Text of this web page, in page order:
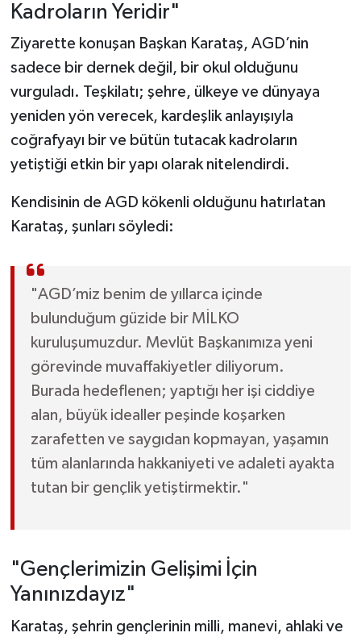
Kadroların Yeridir"
Ziyarette konuşan Başkan Karataş, AGD’nin
sadece bir dernek değil, bir okul olduğunu
vurguladı. Teşkilatı; şehre, ülkeye ve dünyaya
yeniden yön verecek, kardeşlik anlayışıyla
coğrafyayı bir ve bütün tutacak kadroların
yetiştiği etkin bir yapı olarak nitelendirdi.
Kendisinin de AGD kökenli olduğunu hatırlatan
Karataş, şunları söyledi:
"AGD’miz benim de yıllarca içinde
bulunduğum güzide bir MİLKO
kuruluşumuzdur. Mevlüt Başkanımıza yeni
görevinde muvaffakiyetler diliyorum.
Burada hedeflenen; yaptığı her işi ciddiye
alan, büyük idealler peşinde koşarken
zarafetten ve saygıdan kopmayan, yaşamın
tüm alanlarında hakkaniyeti ve adaleti ayakta
tutan bir gençlik yetiştirmektir."
"Gençlerimizin Gelişimi İçin
Yanınızdayız"
Karataş, şehrin gençlerinin milli, manevi, ahlaki ve